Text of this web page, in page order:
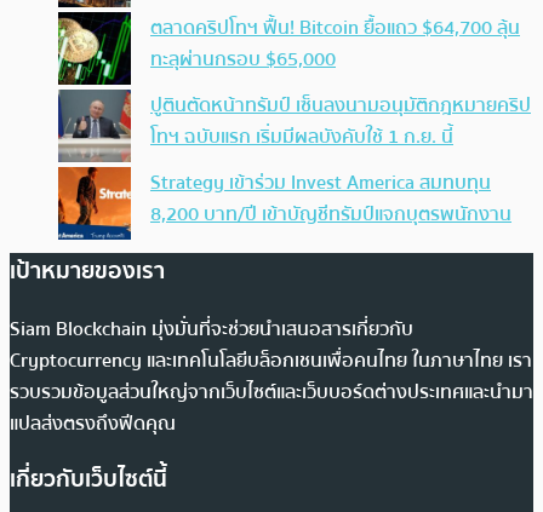
ตลาดคริปโทฯ ฟื้น! Bitcoin ยื้อแถว $64,700 ลุ้น
ทะลุผ่านกรอบ $65,000
ปูตินตัดหน้าทรัมป์ เซ็นลงนามอนุมัติกฎหมายคริป
โทฯ ฉบับแรก เริ่มมีผลบังคับใช้ 1 ก.ย. นี้
Strategy เข้าร่วม Invest America สมทบทุน
8,200 บาท/ปี เข้าบัญชีทรัมป์แจกบุตรพนักงาน
เป้าหมายของเรา
Siam Blockchain มุ่งมั่นที่จะช่วยนำเสนอสารเกี่ยวกับ
Cryptocurrency และเทคโนโลยีบล็อกเชนเพื่อคนไทย ในภาษาไทย เรา
รวบรวมข้อมูลส่วนใหญ่จากเว็บไซต์และเว็บบอร์ดต่างประเทศและนำมา
แปลส่งตรงถึงฟีดคุณ
เกี่ยวกับเว็บไซต์นี้